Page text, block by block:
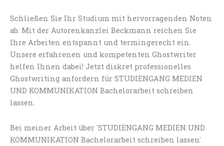
Schließen Sie Ihr Studium mit hervorragenden Noten
ab. Mit der Autorenkanzlei Beckmann reichen Sie
Ihre Arbeiten entspannt und termingerecht ein.
Unsere erfahrenen und kompetenten Ghostwriter
helfen Ihnen dabei! Jetzt diskret professionelles
Ghostwriting anfordern für STUDIENGANG MEDIEN
UND KOMMUNIKATION Bachelorarbeit schreiben
lassen.
Bei meiner Arbeit über 'STUDIENGANG MEDIEN UND
KOMMUNIKATION Bachelorarbeit schreiben lassen'